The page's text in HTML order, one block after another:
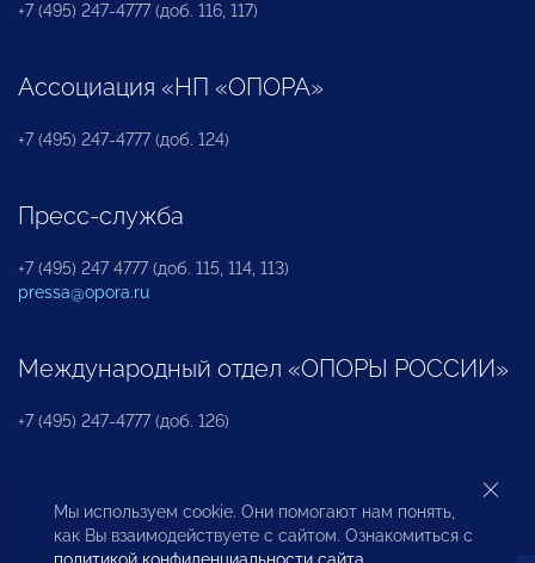
+7 (495) 247-4777 (доб. 116, 117)
Ассоциация «НП «ОПОРА»
+7 (495) 247-4777 (доб. 124)
Пресс-служба
+7 (495) 247 4777 (доб. 115, 114, 113)
pressa@opora.ru
Международный отдел «ОПОРЫ РОССИИ»
+7 (495) 247-4777 (доб. 126)
Бюро по защите прав предпринимателей и
инвесторов
Мы используем cookie. Они помогают нам понять,
как Вы взаимодействуете с сайтом. Ознакомиться с
политикой конфиденциальности сайта